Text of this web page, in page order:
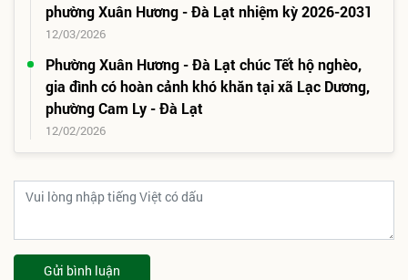
phường Xuân Hương - Đà Lạt nhiệm kỳ 2026-2031
12/03/2026
Phường Xuân Hương - Đà Lạt chúc Tết hộ nghèo,
gia đình có hoàn cảnh khó khăn tại xã Lạc Dương,
phường Cam Ly - Đà Lạt
12/02/2026
Gửi bình luận